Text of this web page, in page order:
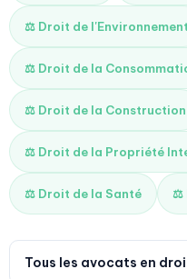
⚖️ Droit de l'Environnement
⚖️ Droit de la
⚖️ Droit de la Construction
⚖️ Droit de la Propriété
⚖️ Droit de la Santé ⚖️
Tous les avocats en